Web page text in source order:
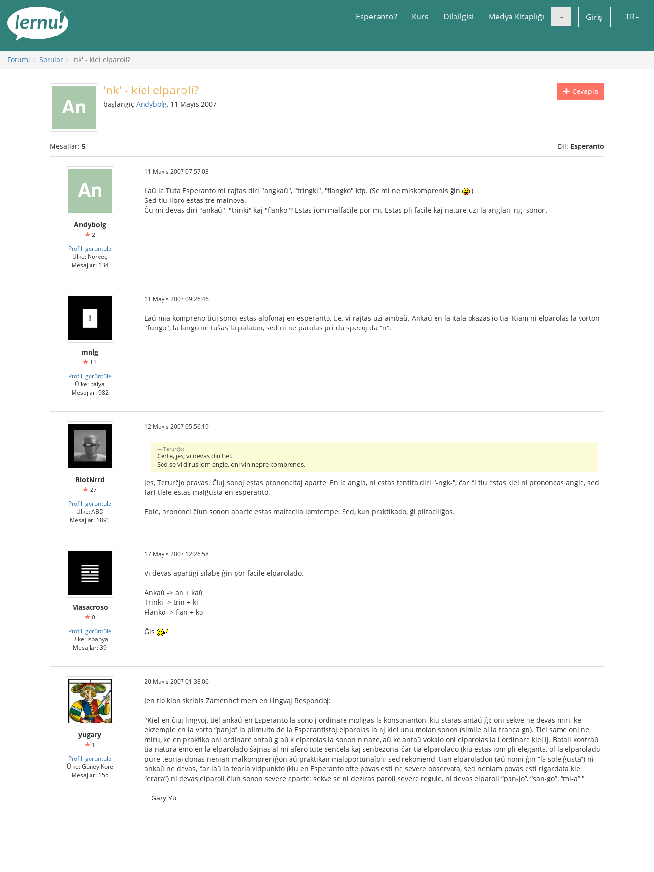
Görüntüleme
Esperanto? Kurs Dilbilgisi Medya Kitaplığı Giriş TR
Forum: Sorular 'nk' - kiel elparoli?
Cevapla
'nk' - kiel elparoli?
başlangıç Andybolg, 11 Mayıs 2007
Mesajlar: 5 Dil: Esperanto
Andybolg
2
Profili görüntüle
Ülke: Norveç
Mesajlar: 134
11 Mayıs 2007 07:57:03
Laŭ la Tuta Esperanto mi rajtas diri "angkaŭ", "tringki", "flangko" ktp. (Se mi ne miskomprenis ĝin
)
Sed tiu libro estas tre malnova.
Ĉu mi devas diri "ankaŭ", "trinki" kaj "flanko"? Estas iom malfacile por mi. Estas pli facile kaj nature uzi la anglan 'ng'-sonon.
mnlg
11
Profili görüntüle
Ülke: İtalya
Mesajlar: 982
11 Mayıs 2007 09:26:46
Laŭ mia kompreno tiuj sonoj estas alofonaj en esperanto, t.e. vi rajtas uzi ambaŭ. Ankaŭ en la itala okazas io tia. Kiam ni elparolas la vorton
"fungo", la lango ne tuŝas la palaton, sed ni ne parolas pri du specoj da "n".
RiotNrrd
27
Profili görüntüle
Ülke: ABD
Mesajlar: 1893
12 Mayıs 2007 05:56:19
Terurĉjo:
Certe, jes, vi devas diri tiel.
Sed se vi dirus iom angle. oni vin nepre komprenos.
Jes, Terurĉjo pravas. Ĉiuj sonoj estas prononcitaj aparte. En la angla, ni estas tentita diri "-ngk-", ĉar ĉi tiu estas kiel ni prononcas angle, sed
fari tiele estas malĝusta en esperanto.
Eble, prononci ĉiun sonon aparte estas malfacila iomtempe. Sed, kun praktikado, ĝi plifaciliĝos.
Masacroso
0
Profili görüntüle
Ülke: İspanya
Mesajlar: 39
17 Mayıs 2007 12:26:58
Vi devas apartigi silabe ĝin por facile elparolado.
Ankaŭ -> an + kaŭ
Trinki -> trin + ki
Flanko -> flan + ko
Ĝis
yugary
1
Profili görüntüle
Ülke: Güney Kore
Mesajlar: 155
20 Mayıs 2007 01:38:06
Jen tio kion skribis Zamenhof mem en Lingvaj Respondoj:
"Kiel en ĉiuj lingvoj, tiel ankaŭ en Esperanto la sono j ordinare moligas la konsonanton, kiu staras antaŭ ĝi; oni sekve ne devas miri, ke
ekzemple en la vorto “panjo” la plimulto de la Esperantistoj elparolas la nj kiel unu molan sonon (simile al la franca gn). Tiel same oni ne
miru, ke en praktiko oni ordinare antaŭ g aŭ k elparolas la sonon n naze, aŭ ke antaŭ vokalo oni elparolas la i ordinare kiel ij. Batali kontraŭ
tia natura emo en la elparolado ŝajnas al mi afero tute sencela kaj senbezona, ĉar tia elparolado (kiu estas iom pli eleganta, ol la elparolado
pure teoria) donas nenian malkompreniĝon aŭ praktikan maloportunaĵon; sed rekomendi tian elparoladon (aŭ nomi ĝin “la sole ĝusta”) ni
ankaŭ ne devas, ĉar laŭ la teoria vidpunkto (kiu en Esperanto ofte povas esti ne severe observata, sed neniam povas esti rigardata kiel
“erara”) ni devas elparoli ĉiun sonon severe aparte; sekve se ni deziras paroli severe regule, ni devas elparoli “pan-jo”, “san-go”, “mi-a”."
-- Gary Yu